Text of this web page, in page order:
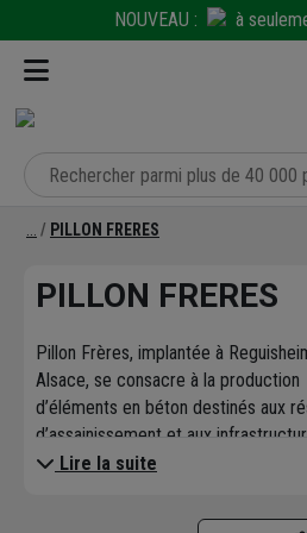
NOUVEAU : à
PILLON FRERES
PILLON FRERES
Pillon Frères, implantée à
Alsace, se consacre à la production
d’éléments en béton destinés aux
d’assainissement et aux
urbaines. Forte de plus de 50 ans
dans la conception de solutions qui
Lire la suite